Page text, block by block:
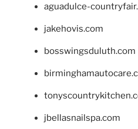
aguadulce-
jakehovis.com
bosswingsduluth.com
jbellasnailspa.com